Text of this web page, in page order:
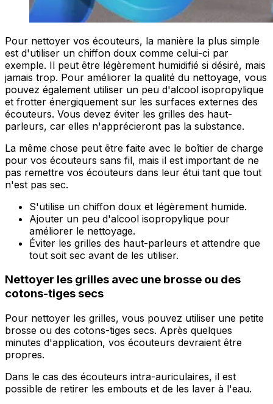
Pour nettoyer vos écouteurs, la manière la plus simple
est d'utiliser un chiffon doux comme celui-ci par
exemple. Il peut être légèrement humidifié si désiré, mais
jamais trop. Pour améliorer la qualité du nettoyage, vous
pouvez également utiliser un peu d'alcool isopropylique
et frotter énergiquement sur les surfaces externes des
écouteurs. Vous devez éviter les grilles des haut-
parleurs, car elles n'apprécieront pas la substance.
La même chose peut être faite avec le boîtier de charge
pour vos écouteurs sans fil, mais il est important de ne
pas remettre vos écouteurs dans leur étui tant que tout
n'est pas sec.
S'utilise un chiffon doux et légèrement humide.
Ajouter un peu d'alcool isopropylique pour
améliorer le nettoyage.
Éviter les grilles des haut-parleurs et attendre que
tout soit sec avant de les utiliser.
Nettoyer les grilles avec une brosse ou des
cotons-tiges secs
Pour nettoyer les grilles, vous pouvez utiliser une petite
brosse ou des cotons-tiges secs. Après quelques
minutes d'application, vos écouteurs devraient être
propres.
Dans le cas des écouteurs intra-auriculaires, il est
possible de retirer les embouts et de les laver à l'eau.